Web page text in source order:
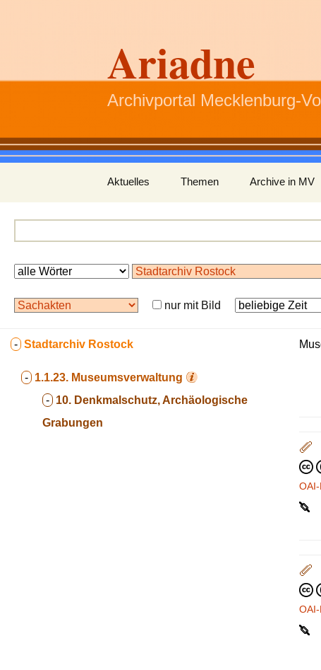
Ariadne
Archivportal Mecklenburg-
Inhalt
springen
Aktuelles Themen Archive in MV
nur mit Bild
- Stadtarchiv Rostock
- 1.1.23. Museumsverwaltung
- 10. Denkmalschutz, Archäologische
Grabungen